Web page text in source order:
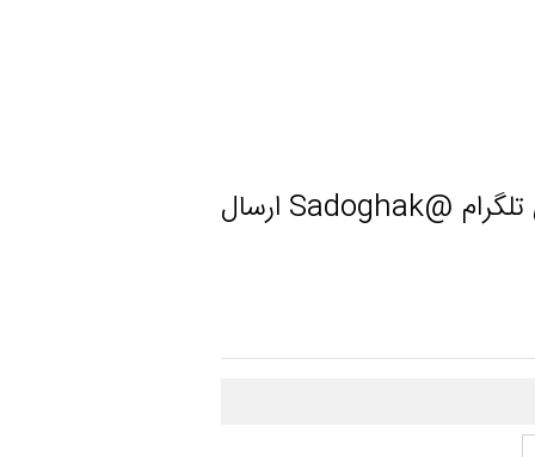
لطفا آثار خود را در قالب یک شیت با ذکر کامل نام به آیدی تلگرام @Sadoghak ارسال